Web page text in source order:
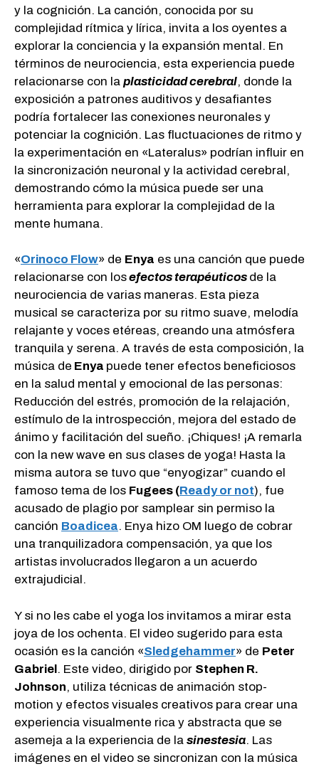
y la cognición. La canción, conocida por su
complejidad rítmica y lírica, invita a los oyentes a
explorar la conciencia y la expansión mental. En
términos de neurociencia, esta experiencia puede
relacionarse con la plasticidad cerebral, donde la
exposición a patrones auditivos y desafiantes
podría fortalecer las conexiones neuronales y
potenciar la cognición. Las fluctuaciones de ritmo y
la experimentación en «Lateralus» podrían influir en
la sincronización neuronal y la actividad cerebral,
demostrando cómo la música puede ser una
herramienta para explorar la complejidad de la
mente humana.
«Orinoco Flow» de Enya es una canción que puede
relacionarse con losefectos terapéuticos de la
neurociencia de varias maneras. Esta pieza
musical se caracteriza por su ritmo suave, melodía
relajante y voces etéreas, creando una atmósfera
tranquila y serena. A través de esta composición, la
música de Enya puede tener efectos beneficiosos
en la salud mental y emocional de las personas:
Reducción del estrés, promoción de la relajación,
estímulo de la introspección, mejora del estado de
ánimo y facilitación del sueño. ¡Chiques! ¡A remarla
con la new wave en sus clases de yoga! Hasta la
misma autora se tuvo que “enyogizar” cuando el
famoso tema de los Fugees (Ready or not), fue
acusado de plagio por samplear sin permiso la
canción Boadicea. Enya hizo OM luego de cobrar
una tranquilizadora compensación, ya que los
artistas involucrados llegaron a un acuerdo
extrajudicial.
Y si no les cabe el yoga los invitamos a mirar esta
joya de los ochenta. El video sugerido para esta
ocasión es la canción «Sledgehammer» de Peter
Gabriel. Este video, dirigido por Stephen R.
Johnson, utiliza técnicas de animación stop-
motion y efectos visuales creativos para crear una
experiencia visualmente rica y abstracta que se
asemeja a la experiencia de la sinestesia. Las
imágenes en el video se sincronizan con la música